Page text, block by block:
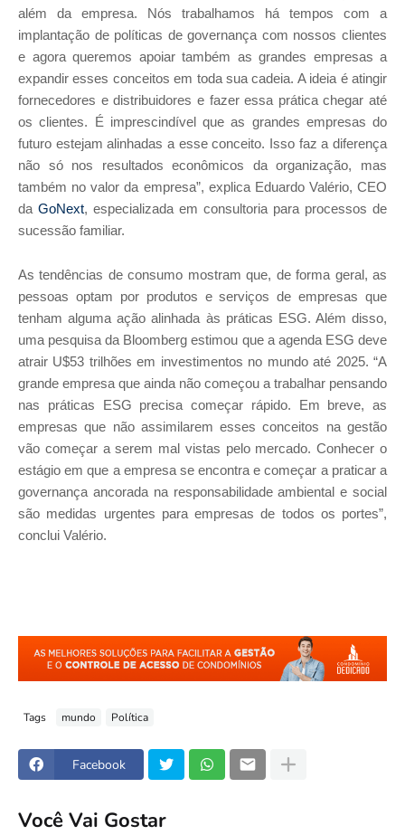
além da empresa. Nós trabalhamos há tempos com a
implantação de políticas de governança com nossos clientes
e agora queremos apoiar também as grandes empresas a
expandir esses conceitos em toda sua cadeia. A ideia é atingir
fornecedores e distribuidores e fazer essa prática chegar até
os clientes. É imprescindível que as grandes empresas do
futuro estejam alinhadas a esse conceito. Isso faz a diferença
não só nos resultados econômicos da organização, mas
também no valor da empresa”, explica Eduardo Valério, CEO
da GoNext, especializada em consultoria para processos de
sucessão familiar.
As tendências de consumo mostram que, de forma geral, as
pessoas optam por produtos e serviços de empresas que
tenham alguma ação alinhada às práticas ESG. Além disso,
uma pesquisa da Bloomberg estimou que a agenda ESG deve
atrair U$53 trilhões em investimentos no mundo até 2025. “A
grande empresa que ainda não começou a trabalhar pensando
nas práticas ESG precisa começar rápido. Em breve, as
empresas que não assimilarem esses conceitos na gestão
vão começar a serem mal vistas pelo mercado. Conhecer o
estágio em que a empresa se encontra e começar a praticar a
governança ancorada na responsabilidade ambiental e social
são medidas urgentes para empresas de todos os portes”,
conclui Valério.
Tags mundo Política
Facebook
Você Vai Gostar